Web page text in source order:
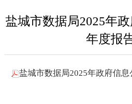
盐城市数据局2025年
年度报
盐城市数据局2025年政府信